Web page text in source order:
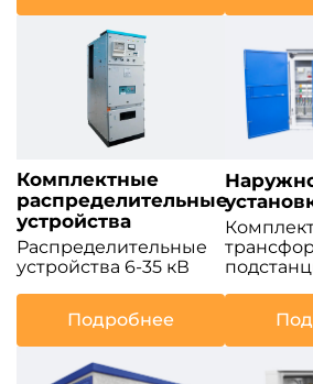
Комплектные
распределительные
устройства
Распределительные
устройства 6-35 кВ
Подробнее